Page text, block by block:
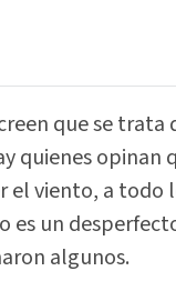
que se trata
quienes opinan
el viento, a todo
es un
algunos.